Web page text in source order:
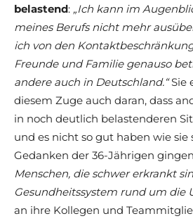
belastend: „Ich kann im
meines Berufs nicht mehr
ich von den
Freunde und Familie genauso
andere auch in Deutschland.“Sie
diesem Zuge auch daran, dass
in noch deutlich belastenderen
und es nicht so gut haben wie sie
Gedanken der 36-Jährigen
Menschen, die schwer erkrankt
Gesundheitssystem rund um die
an ihre Kollegen und